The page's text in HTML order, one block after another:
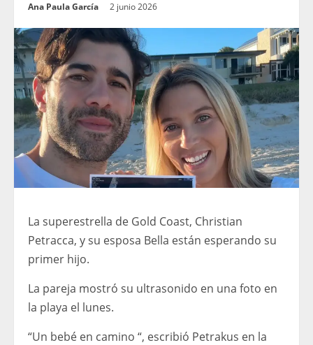
Ana Paula García 2 junio 2026
La superestrella de Gold Coast, Christian
Petracca, y su esposa Bella están esperando su
primer hijo.
La pareja mostró su ultrasonido en una foto en
la playa el lunes.
“Un bebé en camino “, escribió Petrakus en la